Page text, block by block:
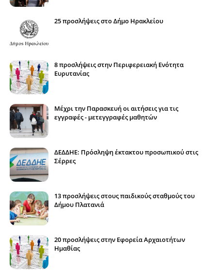
25 προσλήψεις στο Δήμο Ηρακλείου
8 προσλήψεις στην Περιφερειακή Ενότητα
Ευρυτανίας
Μέχρι την Παρασκευή οι αιτήσεις για τις
εγγραφές - μετεγγραφές μαθητών
ΔΕΔΔΗΕ: Πρόσληψη έκτακτου προσωπικού στις
Σέρρες
13 προσλήψεις στους παιδικούς σταθμούς του
Δήμου Πλατανιά
20 προσλήψεις στην Εφορεία Αρχαιοτήτων
Ημαθίας